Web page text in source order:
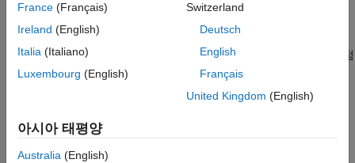
MATLAB 클래스
함수 핸들
사전
코드 가속화 시의 텍스트 정의 및 사용
가변 크기 데이터
생성 코드에서 크기가 변경되는 배열에 대한 가속화 및 고정소수점
변환
셀형 배열
코드 가속화 시의 셀형 배열 정의 및 사용
France (Français)
Ireland (English)
Italia (Italiano)
Luxembourg (English)
Switzerland
Deutsch
English
Français
United Kingdom (English)
아시아 태평양
Australia (English)